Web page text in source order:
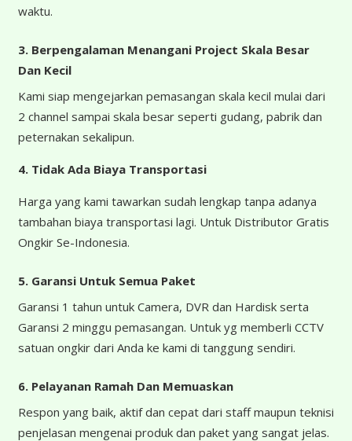
waktu.
3. Berpengalaman Menangani Project Skala Besar
Dan Kecil
Kami siap mengejarkan pemasangan skala kecil mulai dari
2 channel sampai skala besar seperti gudang, pabrik dan
peternakan sekalipun.
4. Tidak Ada Biaya Transportasi
Harga yang kami tawarkan sudah lengkap tanpa adanya
tambahan biaya transportasi lagi. Untuk Distributor Gratis
Ongkir Se-Indonesia.
5. Garansi Untuk Semua Paket
Garansi 1 tahun untuk Camera, DVR dan Hardisk serta
Garansi 2 minggu pemasangan. Untuk yg memberli CCTV
satuan ongkir dari Anda ke kami di tanggung sendiri.
6. Pelayanan Ramah Dan Memuaskan
Respon yang baik, aktif dan cepat dari staff maupun teknisi
penjelasan mengenai produk dan paket yang sangat jelas.